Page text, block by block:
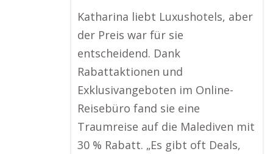
Katharina liebt Luxushotels, aber
der Preis war für sie
entscheidend. Dank
Rabattaktionen und
Exklusivangeboten im Online-
Reisebüro fand sie eine
Traumreise auf die Malediven mit
30 % Rabatt. „Es gibt oft Deals,